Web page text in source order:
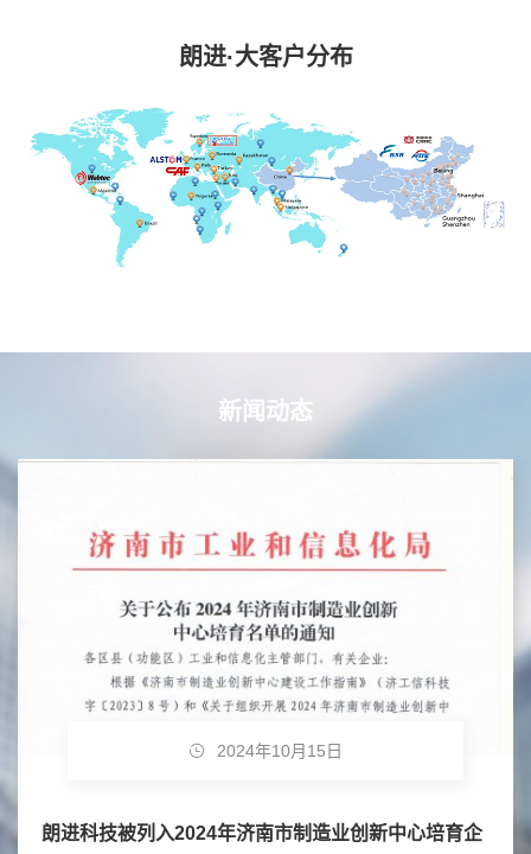
朗进·大客户分布
新闻动态
2024年10月15日
朗进科技被列入2024年济南市制造业创新中心培育企